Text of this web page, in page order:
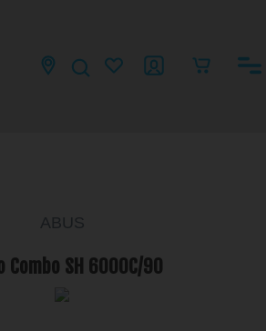
ABUS
Combo SH 6000C/90